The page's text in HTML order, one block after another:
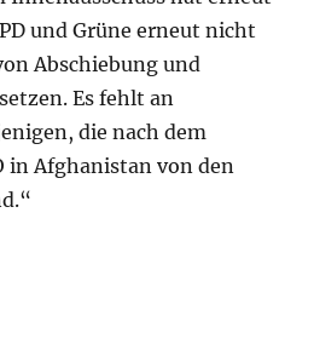
und Grüne erneut nicht
Abschiebung und
Es fehlt an
die nach dem
in Afghanistan von den